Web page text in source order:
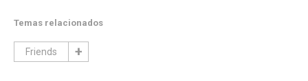
Temas relacionados
Friends